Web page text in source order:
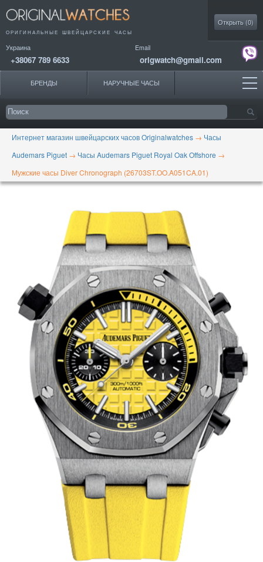
ОРИГИНАЛЬНЫЕ ШВЕЙЦАРСКИЕ ЧАСЫ
Украина
+38067 789 6633
Email
origwatch@gmail.com
Открыть (0)
БРЕНДЫ НАРУЧНЫЕ ЧАСЫ
Интернет магазин швейцарских часов Originalwatches → Часы
Audemars Piguet → Часы Audemars Piguet Royal Oak Offshore →
Мужские часы Diver Chronograph (26703ST.OO.A051CA.01)